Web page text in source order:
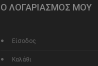
Ο ΛΟΓΑΡΙΑΣΜΟΣ ΜΟΥ
Είσοδος
Καλάθι